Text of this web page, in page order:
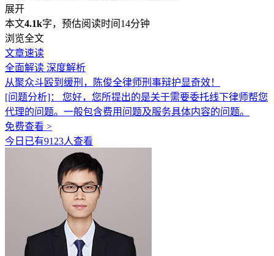
展开
本文4.1k字，预估阅读时间14分钟
浏览全文
文章速读
全面解读 深度解析
从聚众斗殴到缓刑，陈俊全律师刑事辩护显奇效！
[问题分析]：
您好，您所提出的是关于需要委托线下律师帮您
代理的问题。一般包含费用问题及服务具体内容的问题。
免费查看 >
今日已有9123人查看